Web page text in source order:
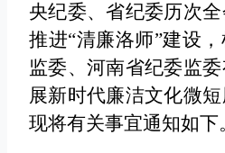
央纪委、省纪委历次
推进“清廉洛师”建设
监委、河南省纪委监
展新时代廉洁文化微
现将有关事宜通知如下